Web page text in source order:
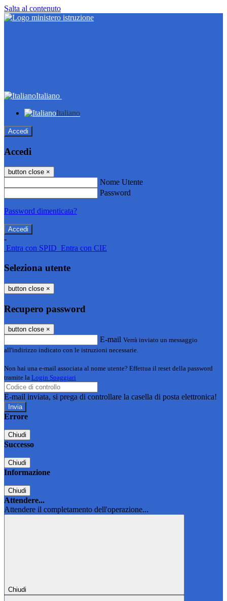
Salta al contenuto
Italiano
Italiano
Accedi
Accedi
button close ×
Nome Utente
Password
Password dimenticata?
-
Entra con SPID Entra con CIE
Seleziona utente
button close ×
Recupero password
button close ×
E-mail Verrà inviato un messaggio
all'indirizzo indicato con le istruzioni necessarie.
Non hai una e-mail associata al nome utente? Effettua il reset della password
tramite la Login Spaggiari
E-mail inviata, si prega di controllare la casella di posta elettronica!
Errore
Chiudi
Successo
Chiudi
Informazione
Chiudi
Attendere...
Attendere il completamento dell'operazione...
Chiudi